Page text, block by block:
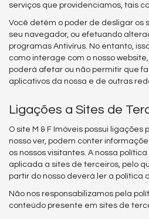
serviços que providenciamos, tais
Você detém o poder de desligar os
seu navegador, ou efetuando
programas Antivírus. No entanto,
como interage com o nosso
poderá afetar ou não permitir que
aplicativos da nossa e de outras
Ligações a Sites de
O site M & F Imóveis possui ligações
nosso ver, podem conter
os nossos visitantes. A nossa
aplicada a sites de terceiros, pelo
partir do nosso deverá ler a política
Não nos responsabilizamos pela
conteúdo presente em sites de